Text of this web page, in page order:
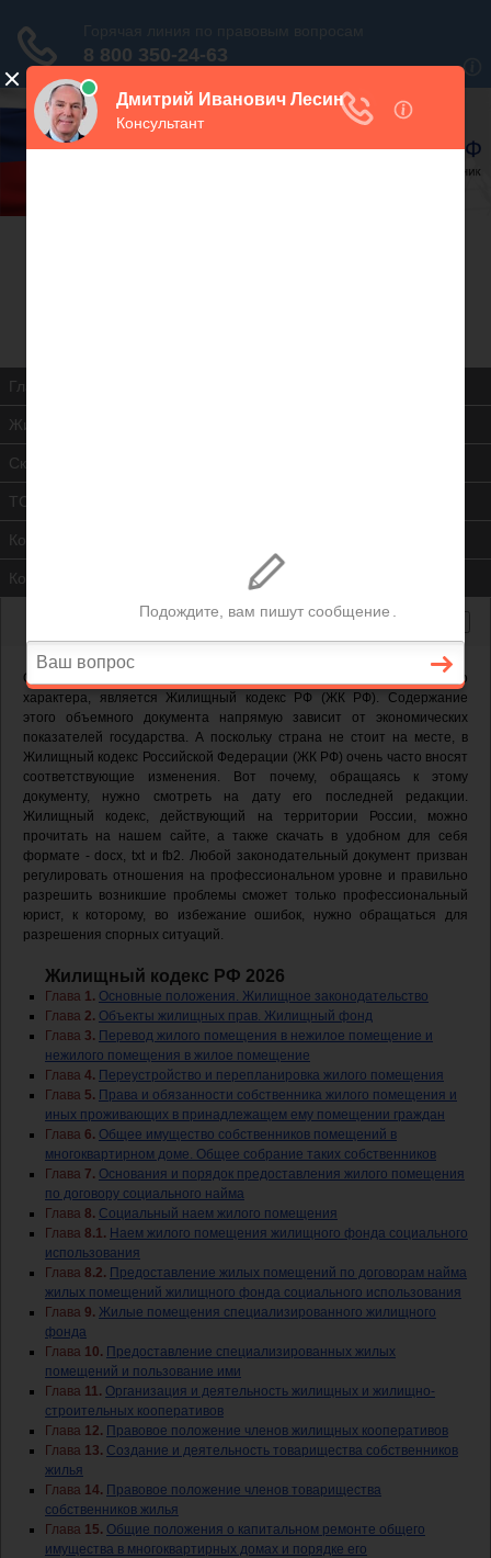
В закладки
Главная
Жилищная инспекция
Скачать ЖК РФ
ТСЖ
Контакты
Консультация юриста
Одним из важнейших документов, регулирующих вопросы жилищного
характера, является Жилищный кодекс РФ (ЖК РФ). Содержание
этого объемного документа напрямую зависит от экономических
показателей государства. А поскольку страна не стоит на месте, в
Жилищный кодекс Российской Федерации (ЖК РФ) очень часто вносят
соответствующие изменения. Вот почему, обращаясь к этому
документу, нужно смотреть на дату его последней редакции.
Жилищный кодекс, действующий на территории России, можно
прочитать на нашем сайте, а также скачать в удобном для себя
формате - docx, txt и fb2. Любой законодательный документ призван
регулировать отношения на профессиональном уровне и правильно
разрешить возникшие проблемы сможет только профессиональный
юрист, к которому, во избежание ошибок, нужно обращаться для
разрешения спорных ситуаций.
Жилищный кодекс РФ 2026
Глава 1. Основные положения. Жилищное законодательство
Глава 2. Объекты жилищных прав. Жилищный фонд
Глава 3. Перевод жилого помещения в нежилое помещение и
нежилого помещения в жилое помещение
Глава 4. Переустройство и перепланировка жилого помещения
Глава 5. Права и обязанности собственника жилого помещения и
иных проживающих в принадлежащем ему помещении граждан
Глава 6. Общее имущество собственников помещений в
многоквартирном доме. Общее собрание таких собственников
Глава 7. Основания и порядок предоставления жилого помещения
по договору социального найма
Глава 8. Социальный наем жилого помещения
Глава 8.1. Наем жилого помещения жилищного фонда социального
использования
Глава 8.2. Предоставление жилых помещений по договорам найма
жилых помещений жилищного фонда социального использования
Глава 9. Жилые помещения специализированного жилищного
фонда
Глава 10. Предоставление специализированных жилых
помещений и пользование ими
Глава 11. Организация и деятельность жилищных и жилищно-
строительных кооперативов
Глава 12. Правовое положение членов жилищных кооперативов
Глава 13. Создание и деятельность товарищества собственников
жилья
Глава 14. Правовое положение членов товарищества
собственников жилья
Глава 15. Общие положения о капитальном ремонте общего
имущества в многоквартирных домах и порядке его